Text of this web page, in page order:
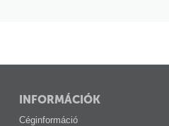
INFORMÁCIÓK
Céginformáció